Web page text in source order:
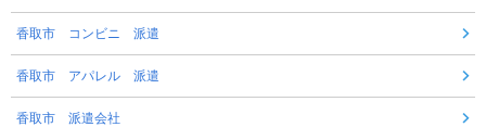
香取市 コンビニ 派遣
香取市 アパレル 派遣
香取市 派遣会社